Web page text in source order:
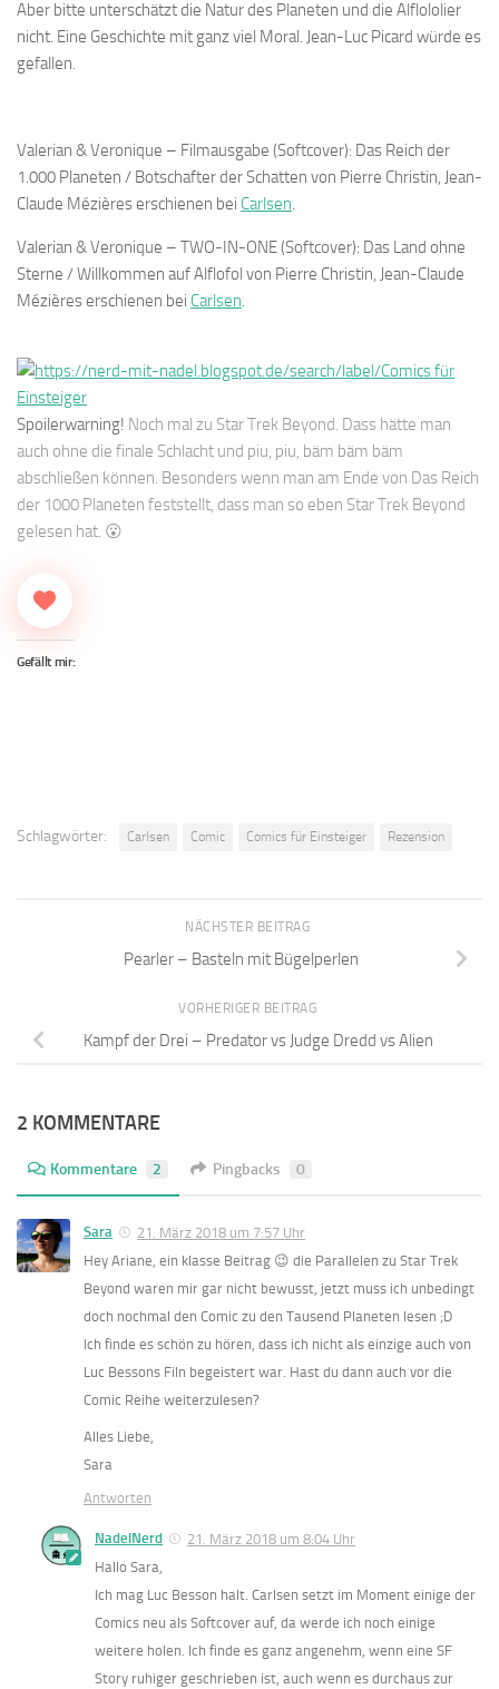
Aber bitte unterschätzt die Natur des Planeten und die Alflololier
nicht. Eine Geschichte mit ganz viel Moral. Jean-Luc Picard würde es
gefallen.
Valerian & Veronique – Filmausgabe (Softcover): Das Reich der
1.000 Planeten / Botschafter der Schatten von Pierre Christin, Jean-
Claude Mézières erschienen bei Carlsen.
Valerian & Veronique – TWO-IN-ONE (Softcover): Das Land ohne
Sterne / Willkommen auf Alflofol von Pierre Christin, Jean-Claude
Mézières erschienen bei Carlsen.
Spoilerwarning! Noch mal zu Star Trek Beyond. Dass hätte man
auch ohne die finale Schlacht und piu, piu, bäm bäm bäm
abschließen können. Besonders wenn man am Ende von Das Reich
der 1000 Planeten feststellt, dass man so eben Star Trek Beyond
gelesen hat. 😮
Gefällt mir:
Schlagwörter: Carlsen Comic Comics für Einsteiger Rezension
NÄCHSTER BEITRAG
Pearler – Basteln mit Bügelperlen
VORHERIGER BEITRAG
Kampf der Drei – Predator vs Judge Dredd vs Alien
2 KOMMENTARE
Kommentare 2 Pingbacks 0
Sara
21. März 2018 um 7:57 Uhr
Hey Ariane, ein klasse Beitrag 😉 die Parallelen zu Star Trek
Beyond waren mir gar nicht bewusst, jetzt muss ich unbedingt
doch nochmal den Comic zu den Tausend Planeten lesen ;D
Ich finde es schön zu hören, dass ich nicht als einzige auch von
Luc Bessons Filn begeistert war. Hast du dann auch vor die
Comic Reihe weiterzulesen?
Alles Liebe,
Sara
Antworten
NadelNerd
21. März 2018 um 8:04 Uhr
Hallo Sara,
Ich mag Luc Besson halt. Carlsen setzt im Moment einige der
Comics neu als Softcover auf, da werde ich noch einige
weitere holen. Ich finde es ganz angenehm, wenn eine SF
Story ruhiger geschrieben ist, auch wenn es durchaus zur